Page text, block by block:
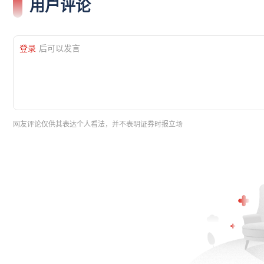
用户评论
登录 后可以发言
网友评论仅供其表达个人看法，并不表明证券时报立场